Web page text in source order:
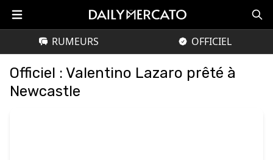
RUMEURS OFFICIEL
Officiel : Valentino Lazaro prêté à
Newcastle